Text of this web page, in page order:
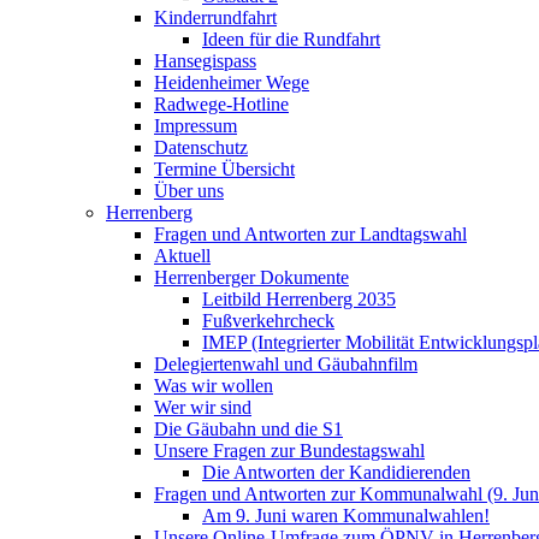
Kinderrundfahrt
Ideen für die Rundfahrt
Hansegispass
Heidenheimer Wege
Radwege-Hotline
Impressum
Datenschutz
Termine Übersicht
Über uns
Herrenberg
Fragen und Antworten zur Landtagswahl
Aktuell
Herrenberger Dokumente
Leitbild Herrenberg 2035
Fußverkehrcheck
IMEP (Integrierter Mobilität
Delegiertenwahl und Gäubahnfilm
Was wir wollen
Wer wir sind
Die Gäubahn und die S1
Unsere Fragen zur Bundestagswahl
Die Antworten der Kandidierenden
Fragen und Antworten zur Kommunalwahl (9.
Am 9. Juni waren Kommunalwahlen!